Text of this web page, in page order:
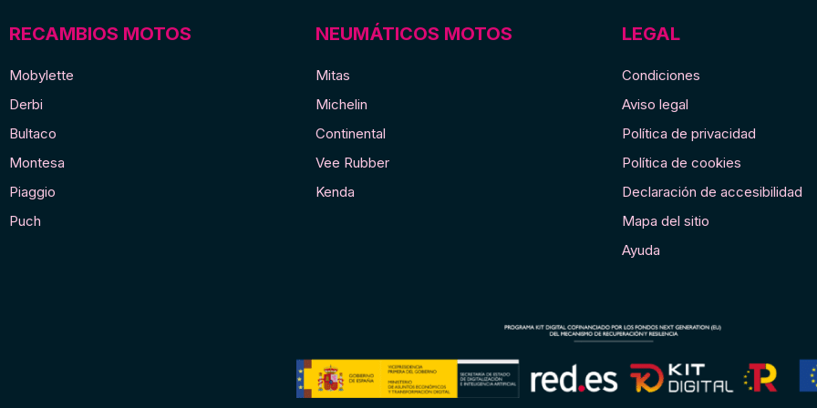
RECAMBIOS MOTOS
Mobylette
Derbi
Bultaco
Montesa
Piaggio
Puch
NEUMÁTICOS MOTOS
Mitas
Michelin
Continental
Vee Rubber
Kenda
LEGAL
Condiciones
Aviso legal
Política de privacidad
Política de cookies
Declaración de accesibilidad
Mapa del sitio
Ayuda